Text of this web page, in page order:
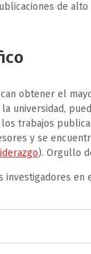
de
obtener el
universidad,
trabajos
y se
). Orgullo
en